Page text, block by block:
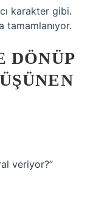
karakter gibi.
tamamlanıyor.
DÖNÜP
veriyor?”